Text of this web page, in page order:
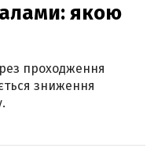
якою
проходження
зниження